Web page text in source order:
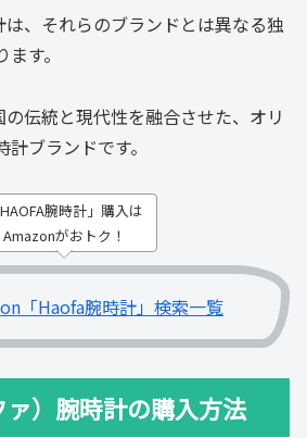
は、それらのブランドとは異なる独
す。
伝統と現代性を融合させた、オリ
ブランドです。
HAOFA腕時計」購入は
Amazonがおトク！
「Haofa腕時計」検索一覧
）腕時計の購入方法